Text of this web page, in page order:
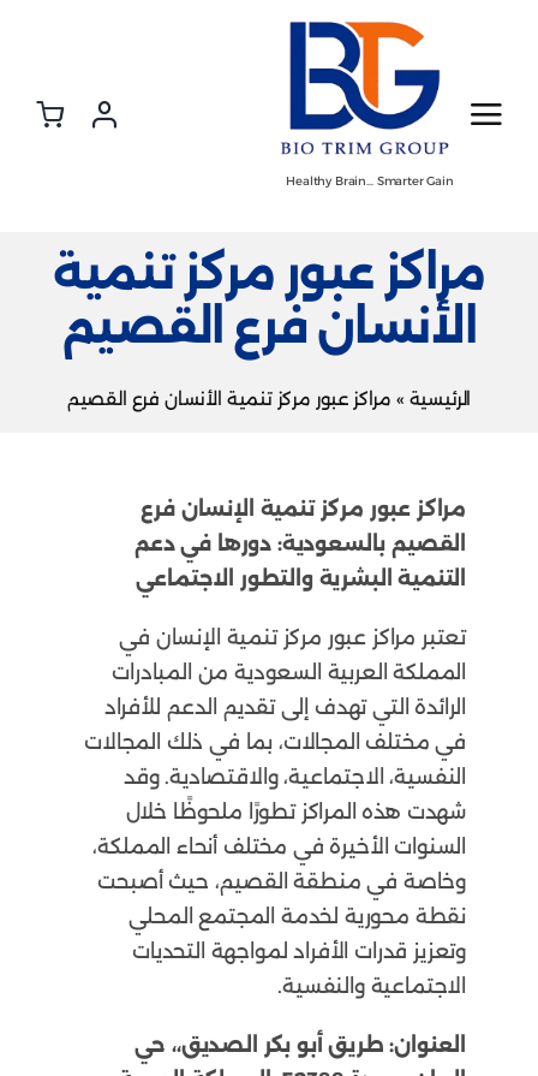
Healthy Brain… Smarter Gain
مراكز عبور مركز تنمية
الأنسان فرع القصيم
الرئيسية » مراكز عبور مركز تنمية الأنسان فرع القصيم
مراكز عبور مركز تنمية الإنسان فرع
القصيم بالسعودية: دورها في دعم
التنمية البشرية والتطور الاجتماعي
تعتبر مراكز عبور مركز تنمية الإنسان في
المملكة العربية السعودية من المبادرات
الرائدة التي تهدف إلى تقديم الدعم للأفراد
في مختلف المجالات، بما في ذلك المجالات
النفسية، الاجتماعية، والاقتصادية. وقد
شهدت هذه المراكز تطورًا ملحوظًا خلال
السنوات الأخيرة في مختلف أنحاء المملكة،
وخاصة في منطقة القصيم، حيث أصبحت
نقطة محورية لخدمة المجتمع المحلي
وتعزيز قدرات الأفراد لمواجهة التحديات
الاجتماعية والنفسية.
العنوان: طريق أبو بكر الصديق،، حي